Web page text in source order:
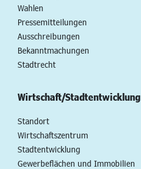
Wahlen
Pressemitteilungen
Ausschreibungen
Bekanntmachungen
Stadtrecht
Wirtschaft/Stadtentwicklung
Standort
Wirtschaftszentrum
Stadtentwicklung
Gewerbeflächen und Immobilien